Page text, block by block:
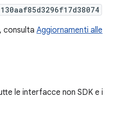
consulta Aggiornamenti alle
le interfacce non SDK e i